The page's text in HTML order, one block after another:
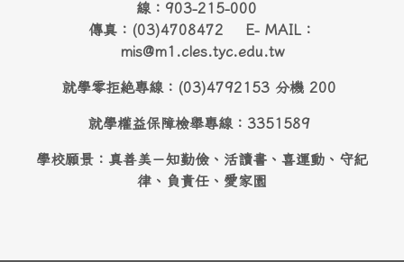
線：903-215-000
傳真：(03)4708472 E- MAIL：
mis@m1.cles.tyc.edu.tw
就學零拒絶專線：(03)4792153 分機 200
就學權益保障檢舉專線：3351589
學校願景：真善美－知勤儉、活讀書、喜運動、守紀
律、負責任、愛家園